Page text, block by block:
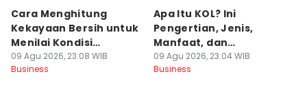
Cara Menghitung
Kekayaan Bersih untuk
Menilai Kondisi
Keuangan
09 Agu 2026, 23:08 WIB
Business
Apa Itu KOL? Ini
Pengertian, Jenis,
Manfaat, dan
Perbedaannya
09 Agu 2026, 23:04 WIB
Business